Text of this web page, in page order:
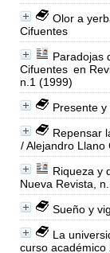
Olor a
Cifuentes
Paradojas
Cifuentes en
n.1 (1999)
Presente
Repensar
/ Alejandro Llano
Riqueza y
Nueva Revista,
Sueño y
La
curso académico